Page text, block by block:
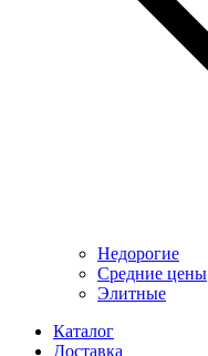
Недорогие
Средние цены
Элитные
Каталог
Доставка